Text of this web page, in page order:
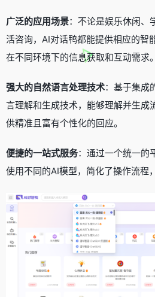
广泛的应用场景：不论是娱乐休闲、
活咨询，AI对话鸭都能提供相应的智
在不同环境下的信息获取和互动需求。
强大的自然语言处理技术：基于集成
言理解和生成技术，能够理解并生成
供精准且富有个性化的回应。
便捷的一站式服务：通过一个统一的
使用不同的AI模型，简化了操作流程